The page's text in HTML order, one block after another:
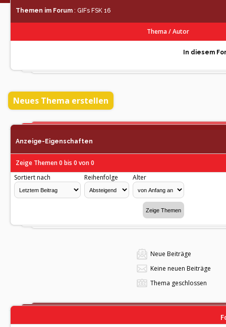
Themen im Forum : GIFs FSK 16
Thema/Autor
In diesem
Neues Thema erstellen
Anzeige-Eigenschaften
Zeige Themen 0 bis 0 von 0
Sortiert nach
Reihenfolge Alter
Neue Beiträge
Keine neuen Beiträge
Thema geschlossen